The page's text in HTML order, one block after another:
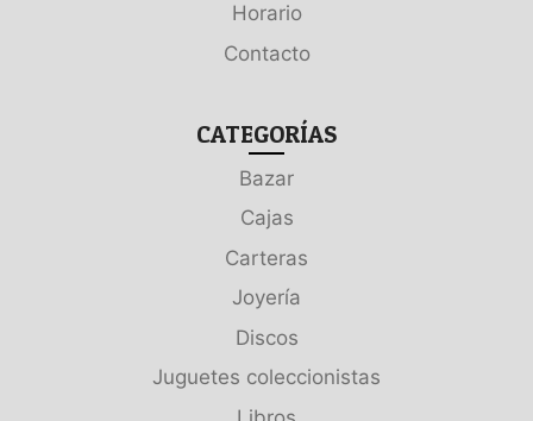
Horario
Contacto
CATEGORÍAS
Bazar
Cajas
Carteras
Joyería
Discos
Juguetes coleccionistas